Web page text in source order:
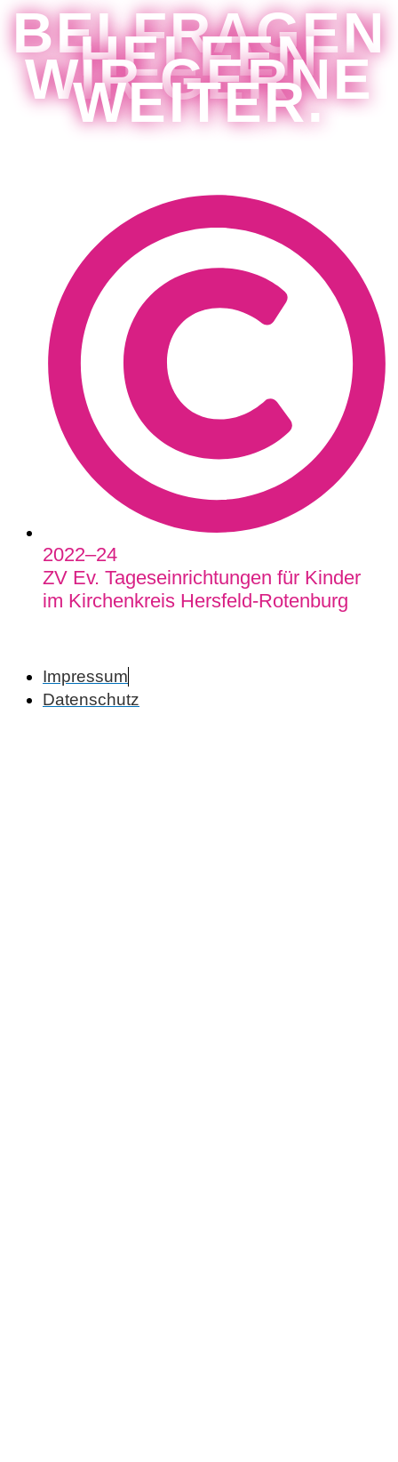
BEI FRAGEN
HELFEN
WIR GERNE
WEITER.
2022–24
ZV Ev. Tageseinrichtungen für Kinder
im Kirchenkreis Hersfeld-Rotenburg
Impressum
Datenschutz